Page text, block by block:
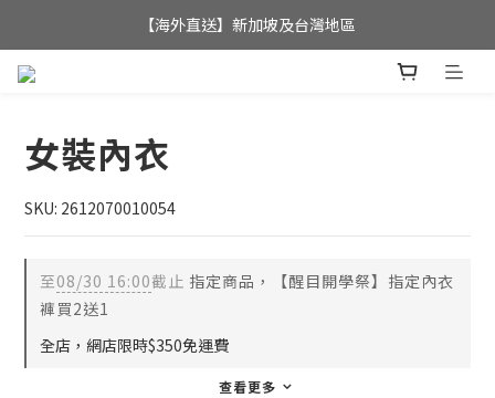
全店滿$350，即可享港澳地區免運費;
【海外直送】新加坡及台灣地區
女裝內衣
SKU: 2612070010054
至08/30 16:00截止 指定商品，【醒目開學祭】指定內衣
褲買2送1
全店，網店限時$350免運費
查看更多